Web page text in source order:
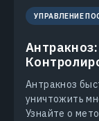
УПРАВЛЕНИЕ
Антракноз
уничтожить
Узнайте о